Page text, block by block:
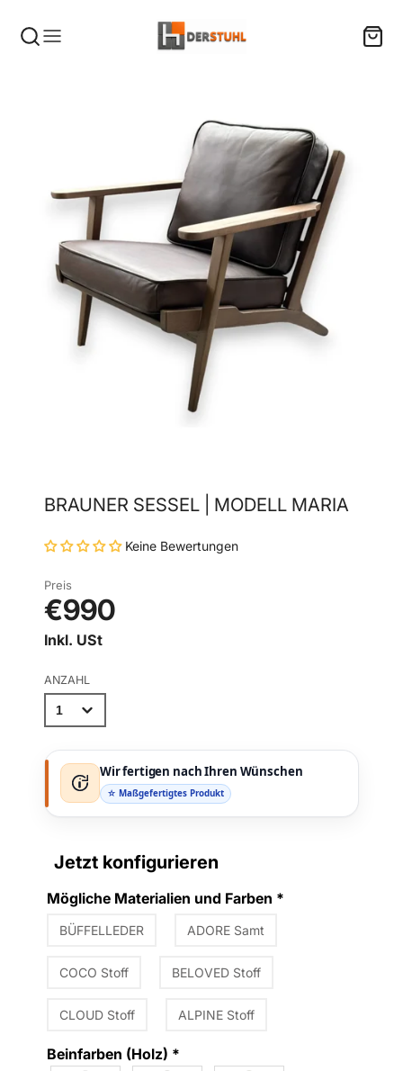
BRAUNER SESSEL | MODELL MARIA
Keine Bewertungen
Preis
€990
Inkl. USt
ANZAHL
Wir fertigen nach Ihren Wünschen
☆ Maßgefertigtes Produkt
Jetzt konfigurieren
Mögliche Materialien und Farben *
BÜFFELLEDER ADORE Samt
COCO Stoff BELOVED Stoff
CLOUD Stoff ALPINE Stoff
Beinfarben (Holz) *